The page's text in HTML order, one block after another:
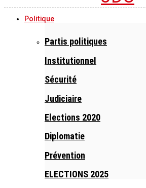
Politique
Partis politiques
Institutionnel
Sécurité
Judiciaire
Elections 2020
Diplomatie
Prévention
ELECTIONS 2025